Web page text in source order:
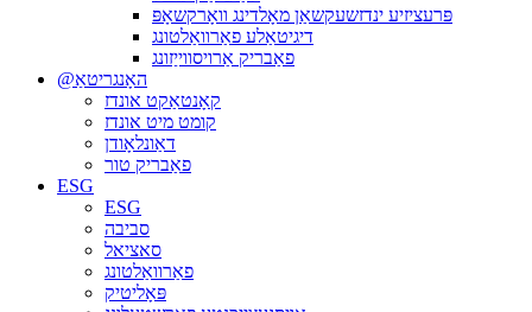
פּרעציזיע ינדזשעקשאַן מאָלדינג וואָרקשאָפּ
דיגיטאַלע פאַרוואַלטונג
פאַבריק אַרויסווייַזונג
@האָנגריטאַ
קאָנטאַקט אונדז
קומט מיט אונדז
דאַונלאָודן
פאַבריק טור
ESG
ESG
סביבה
סאציאל
פאַרוואַלטונג
פּאָליטיק